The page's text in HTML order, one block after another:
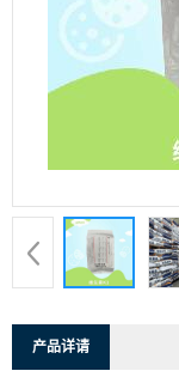
产品详请